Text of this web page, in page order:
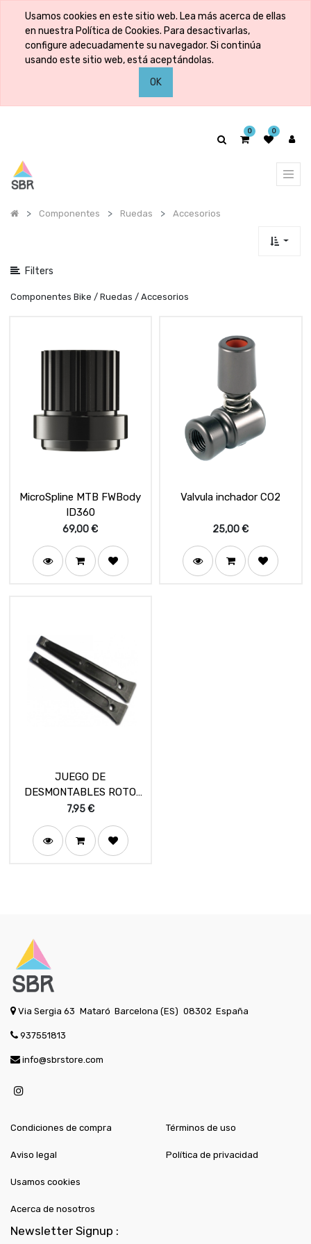
Usamos cookies en este sitio web. Lea más acerca de ellas
en nuestra Política de Cookies. Para desactivarlas,
configure adecuadamente su navegador. Si continúa
usando este sitio web, está aceptándolas.
OK
0 0
Componentes Ruedas Accesorios
Filters
Mostrar
categorías
Componentes Bike / Ruedas / Accesorios
MicroSpline MTB FWBody
ID360
69,00€
Valvula inchador CO2
25,00€
JUEGO DE
DESMONTABLES ROTO
EXTRA-LARGOS 21 cm
ESPECIALES TUBELESS
7,95€
Via Sergia 63 Mataró Barcelona (ES) 08302 España
937551813
info@sbrstore.com
Condiciones de compra
Aviso legal
Términos de uso
Política de privacidad
Usamos cookies
Acerca de nosotros
Newsletter Signup :